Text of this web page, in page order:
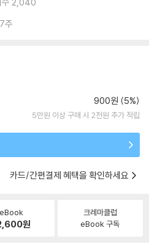
주
900원 (5%)
5만원 이상 구매 시 2천원 추가 적립
카드/간편결제 혜택을 확인하세요
eBook
원
크레마클럽
eBook 구독